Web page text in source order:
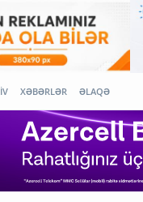
XƏBƏRLƏR ƏLAQƏ